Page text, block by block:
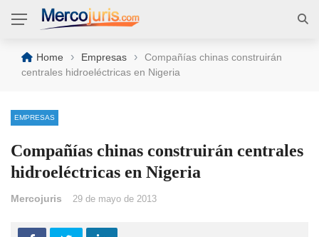
Home › Empresas ›
Compañías chinas construirán
centrales hidroeléctricas en Nigeria
EMPRESAS
Compañías chinas construirán centrales
hidroeléctricas en Nigeria
Mercojuris 29 de mayo de 2013